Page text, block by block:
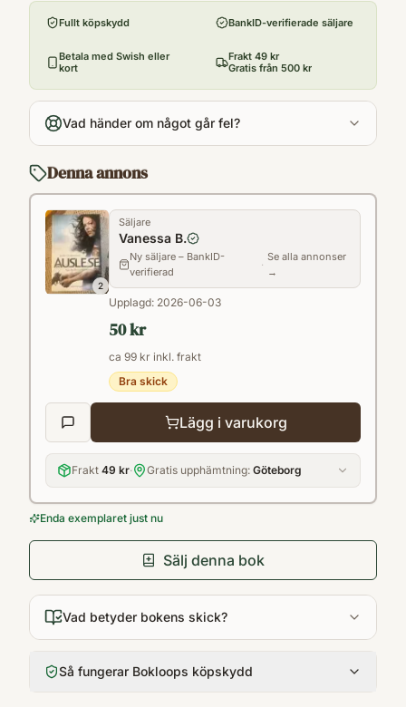
Penhaligon
Utgivningsår
2013
Antal sidor
415
Språk
Kategori
FLJ
Format
Inbunden
Fullt köpskydd BankID-verifierade säljare
Betala med Swish eller
kort
Frakt 49 kr
Gratis från 500 kr
Vad händer om något går fel?
Denna annons
2
Säljare
Vanessa B.
Ny säljare – BankID-
verifierad
·
Se alla annonser
→
Upplagd: 2026-06-03
50 kr
ca 99 kr inkl. frakt
Bra skick
Lägg i varukorg
Frakt 49 kr· Gratis upphämtning: Göteborg
Enda exemplaret just nu
Sälj denna bok
Vad betyder bokens skick?
Så fungerar Bokloops köpskydd